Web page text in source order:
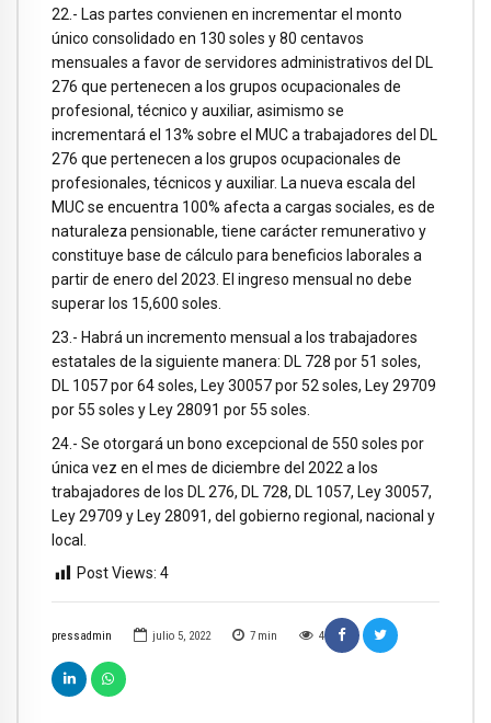
pressadmin julio 5, 2022 7 min 4
22.- Las partes convienen en incrementar el monto
único consolidado en 130 soles y 80 centavos
mensuales a favor de servidores administrativos del DL
276 que pertenecen a los grupos ocupacionales de
profesional, técnico y auxiliar, asimismo se
incrementará el 13% sobre el MUC a trabajadores del DL
276 que pertenecen a los grupos ocupacionales de
profesionales, técnicos y auxiliar. La nueva escala del
MUC se encuentra 100% afecta a cargas sociales, es de
naturaleza pensionable, tiene carácter remunerativo y
constituye base de cálculo para beneficios laborales a
partir de enero del 2023. El ingreso mensual no debe
superar los 15,600 soles.
23.- Habrá un incremento mensual a los trabajadores
estatales de la siguiente manera: DL 728 por 51 soles,
DL 1057 por 64 soles, Ley 30057 por 52 soles, Ley 29709
por 55 soles y Ley 28091 por 55 soles.
24.- Se otorgará un bono excepcional de 550 soles por
única vez en el mes de diciembre del 2022 a los
trabajadores de los DL 276, DL 728, DL 1057, Ley 30057,
Ley 29709 y Ley 28091, del gobierno regional, nacional y
local.
Post Views: 4